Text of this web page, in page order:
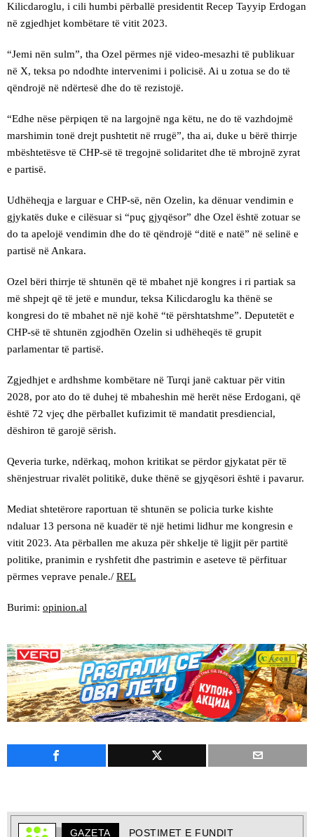
Kilicdaroglu, i cili humbi përballë presidentit Recep Tayyip Erdogan
në zgjedhjet kombëtare të vitit 2023.
“Jemi nën sulm”, tha Ozel përmes një video-mesazhi të publikuar
në X, teksa po ndodhte intervenimi i policisë. Ai u zotua se do të
qëndrojë në ndërtesë dhe do të rezistojë.
“Edhe nëse përpiqen të na largojnë nga këtu, ne do të vazhdojmë
marshimin tonë drejt pushtetit në rrugë”, tha ai, duke u bërë thirrje
mbështetësve të CHP-së të tregojnë solidaritet dhe të mbrojnë zyrat
e partisë.
Udhëheqja e larguar e CHP-së, nën Ozelin, ka dënuar vendimin e
gjykatës duke e cilësuar si “puç gjyqësor” dhe Ozel është zotuar se
do ta apelojë vendimin dhe do të qëndrojë “ditë e natë” në selinë e
partisë në Ankara.
Ozel bëri thirrje të shtunën që të mbahet një kongres i ri partiak sa
më shpejt që të jetë e mundur, teksa Kilicdaroglu ka thënë se
kongresi do të mbahet në një kohë “të përshtatshme”. Deputetët e
CHP-së të shtunën zgjodhën Ozelin si udhëheqës të grupit
parlamentar të partisë.
Zgjedhjet e ardhshme kombëtare në Turqi janë caktuar për vitin
2028, por ato do të duhej të mbaheshin më herët nëse Erdogani, që
është 72 vjeç dhe përballet kufizimit të mandatit presdiencial,
dëshiron të garojë sërish.
Qeveria turke, ndërkaq, mohon kritikat se përdor gjykatat për të
shënjestruar rivalët politikë, duke thënë se gjyqësori është i pavarur.
Mediat shtetërore raportuan të shtunën se policia turke kishte
ndaluar 13 persona në kuadër të një hetimi lidhur me kongresin e
vitit 2023. Ata përballen me akuza për shkelje të ligjit për partitë
politike, pranimin e ryshfetit dhe pastrimin e aseteve të përfituar
përmes veprave penale./ REL
Burimi: opinion.al
GAZETA POSTIMET E FUNDIT